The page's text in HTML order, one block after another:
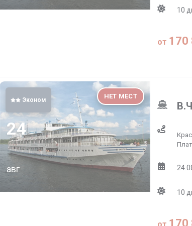
Теплоход совершает круизы по Енисею, одной
окончания: в Красноярске, Дудинке, Норильске и
10
от 170
Эконом НЕТ МЕСТ
24
авг
10
170